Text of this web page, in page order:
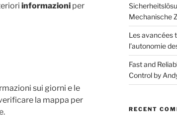
informazioni per
sui giorni e le
la mappa per
Mechanische
Les avancées
l’autonomie
Fast and
Control by
RECENT